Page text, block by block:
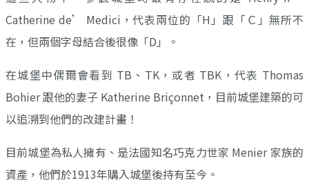
Catherine de’ Medici，代表兩位的「H」跟「Ｃ」無所不
在，但兩個字母結合後很像「D」。
在城堡中偶爾會看到 TB、TK，或者 TBK，代表 Thomas
Bohier 跟他的妻子 Katherine Briçonnet，目前城堡建築的可
以追溯到他們的改建計畫！
目前城堡為私人擁有、是法國知名巧克力世家 Menier 家族的
資產，他們於1913年購入城堡後持有至今。